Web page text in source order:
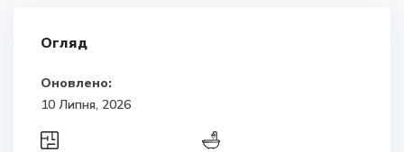
Огляд
Оновлено:
10 Липня, 2026